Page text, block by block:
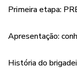
Primeira etapa:
Apresentação:
História do